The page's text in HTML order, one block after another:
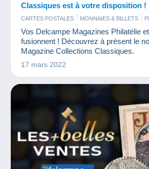
Classiques est à votre disposition !
CARTES POSTALES MONNAIES & BILLETS
TIMBRES
Vos Delcampe Magazines Philatélie
fusionnent ! Découvrez à présent le
Magazine Collections Classiques.
17 mars 2022